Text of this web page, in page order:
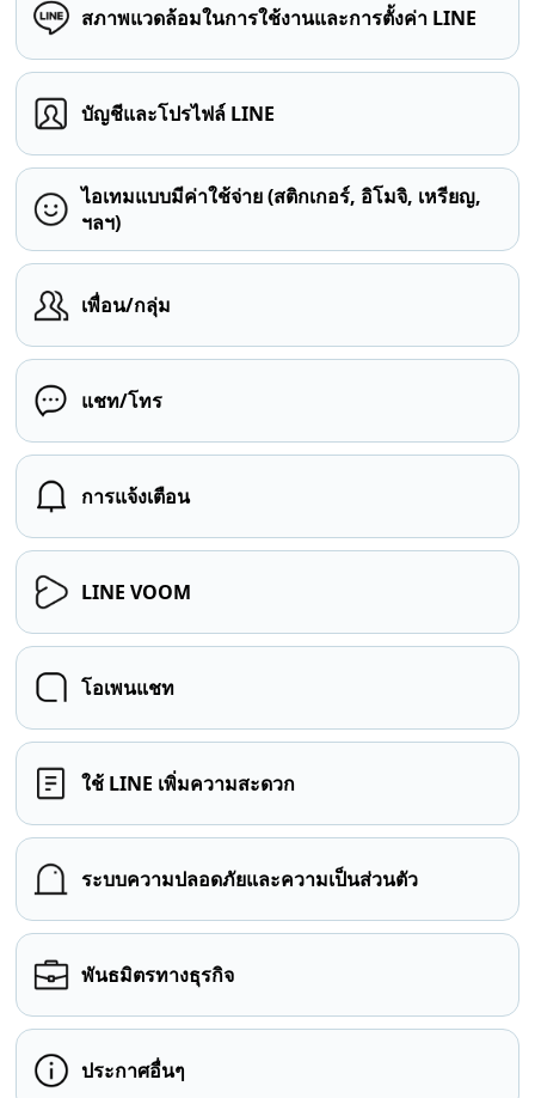
สภาพแวดล้อมในการใช้งานและการตั้งค่า LINE
บัญชีและโปรไฟล์ LINE
ไอเทมแบบมีค่าใช้จ่าย (สติกเกอร์, อิโมจิ, เหรียญ,
ฯลฯ)
เพื่อน/กลุ่ม
แชท/โทร
การแจ้งเตือน
LINE VOOM
โอเพนแชท
ใช้ LINE เพิ่มความสะดวก
ระบบความปลอดภัยและความเป็นส่วนตัว
พันธมิตรทางธุรกิจ
ประกาศอื่นๆ